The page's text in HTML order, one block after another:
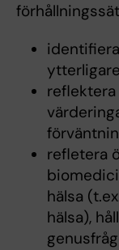
refletera
hälsa
hälsa),